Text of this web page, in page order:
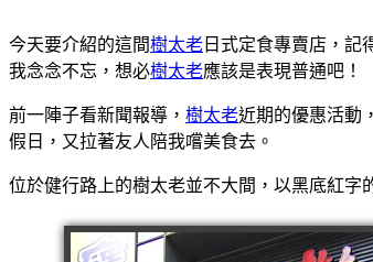
今天要介紹的這間樹太老 日式定食專賣店，記
我念念不忘，想必樹太老應該是表現普通吧！
前一陣子看新聞報導， 樹太老近期的優惠活動
假日，又拉著友人陪我嚐美食去。
位於健行路上的樹太老並不大間，以黑底紅字